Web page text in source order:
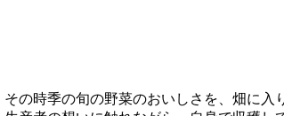
の時季の旬の野菜のおいしさを、畑に